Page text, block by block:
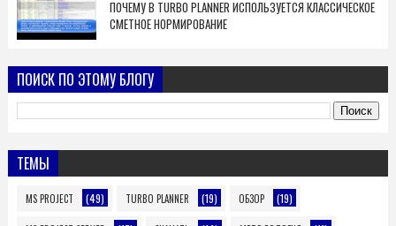
ПОЧЕМУ В TURBO PLANNER ИСПОЛЬЗУЕТСЯ КЛАССИЧЕСКОЕ
СМЕТНОЕ НОРМИРОВАНИЕ
ПОИСК ПО ЭТОМУ БЛОГУ
ТЕМЫ
MS PROJECT (49) TURBO PLANNER (19) ОБЗОР (19)